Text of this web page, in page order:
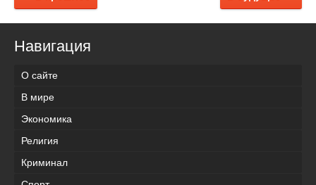
Навигация
О сайте
В мире
Экономика
Религия
Криминал